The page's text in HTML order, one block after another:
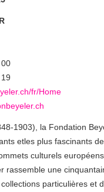
fr/Home
1903), la Fondation
etles plus fascinants
culturels
rassemble une
particulières et